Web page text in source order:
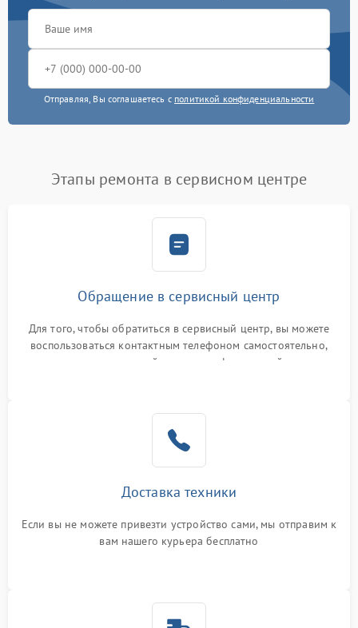
Отправляя, Вы соглашаетесь с политикой конфиденциальности
Этапы ремонта в сервисном центре
Обращение в сервисный центр
Для того, чтобы обратиться в сервисный центр, вы можете
воспользоваться контактным телефоном самостоятельно,
или оставить свой номер телефона на сайте
Доставка техники
Если вы не можете привезти устройство сами, мы отправим к
вам нашего курьера бесплатно